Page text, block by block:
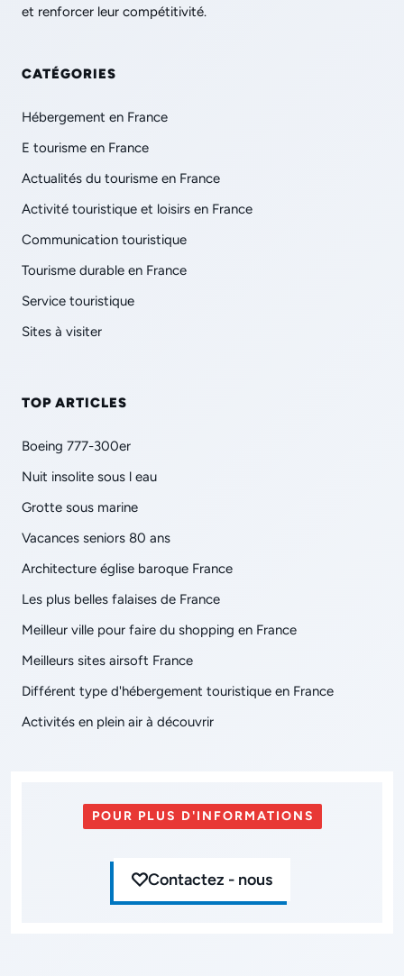
et renforcer leur compétitivité.
CATÉGORIES
Hébergement en France
E tourisme en France
Actualités du tourisme en France
Activité touristique et loisirs en France
Communication touristique
Tourisme durable en France
Service touristique
Sites à visiter
TOP ARTICLES
Boeing 777-300er
Nuit insolite sous l eau
Grotte sous marine
Vacances seniors 80 ans
Architecture église baroque France
Les plus belles falaises de France
Meilleur ville pour faire du shopping en France
Meilleurs sites airsoft France
Différent type d'hébergement touristique en France
Activités en plein air à découvrir
POUR PLUS D'INFORMATIONS
Contactez - nous